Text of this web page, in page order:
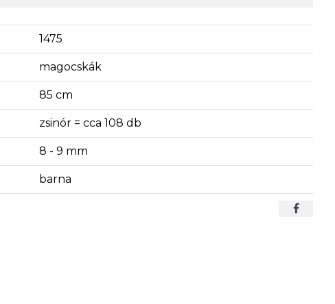
1475
magocskák
85 cm
zsinór = cca 108 db
8 - 9 mm
barna